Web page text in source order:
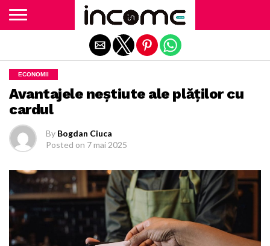
ECONOMII
Avantajele neștiute ale plăților cu
cardul
By Bogdan Ciuca
Posted on 7 mai 2025
Exit mobile version